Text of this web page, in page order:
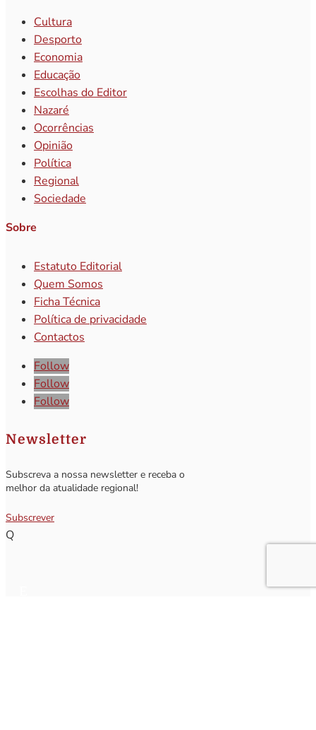
Cultura
Desporto
Economia
Educação
Escolhas do Editor
Nazaré
Ocorrências
Opinião
Política
Regional
Sociedade
Sobre
Estatuto Editorial
Quem Somos
Ficha Técnica
Política de privacidade
Contactos
Follow
Follow
Follow
Newsletter
Subscreva a nossa newsletter e receba o
melhor da atualidade regional!
Subscrever
Q